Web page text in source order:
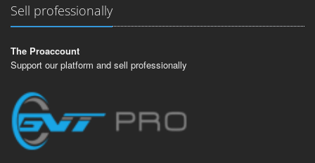
Sell professionally
The Proaccount
Support our platform and sell professionally